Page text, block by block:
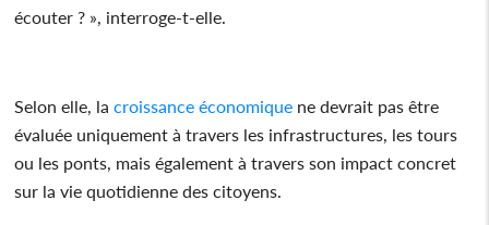
écouter ? », interroge-t-elle.
Selon elle, la croissance économique ne devrait pas être
évaluée uniquement à travers les infrastructures, les tours
ou les ponts, mais également à travers son impact concret
sur la vie quotidienne des citoyens.